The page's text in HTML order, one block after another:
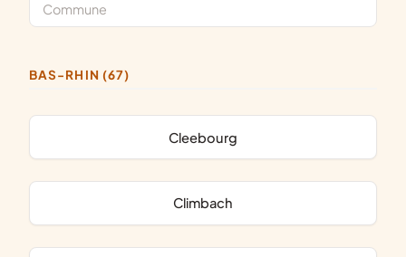
BAS-RHIN (67)
Cleebourg
Climbach